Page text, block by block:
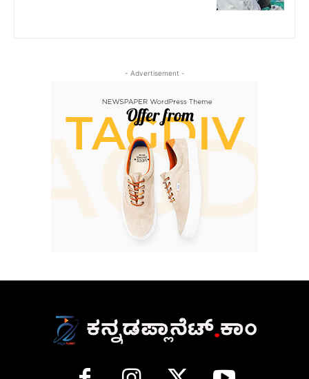
- Advertisement -